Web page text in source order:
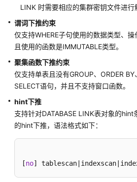
API
参
考
SDK
参
考
场
景
例
LINK 时需要相应的集群密钥文件进行
谓词下推约束
仅支持WHERE子句使用的数据类型、
且使用的函数是IMMUTABLE类型。
聚集函数下推约束
仅支持单表且没有GROUP、ORDER
SELECT语句，并且不支持窗口函数。
hint下推
支持针对DATABASE LINK表对象的
的hint下推，语法格式如下：
[no]